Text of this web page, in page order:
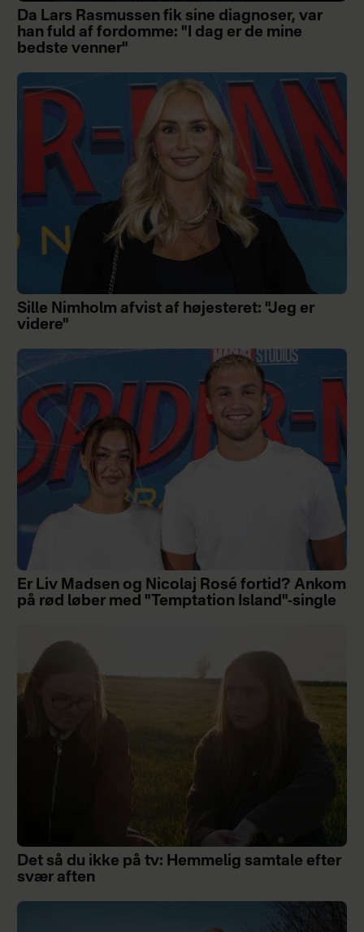
Da Lars Rasmussen fik sine diagnoser, var
han fuld af fordomme: "I dag er de mine
bedste venner"
Sille Nimholm afvist af højesteret: "Jeg er
videre"
Er Liv Madsen og Nicolaj Rosé fortid? Ankom
på rød løber med "Temptation Island"-single
Det så du ikke på tv: Hemmelig samtale efter
svær aften